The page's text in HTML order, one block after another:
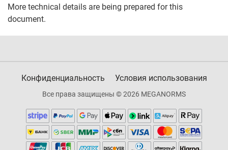
More technical details are being prepared for this
document.
Конфиденциальность Условия использования
Все права защищены © 2026 MEGANORMS